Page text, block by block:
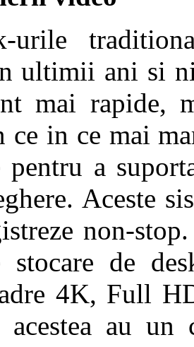
urile
ultimii ani si
mai rapide,
ce in ce mai
pentru a
Aceste
non-
stocare de
4K, Full
au un